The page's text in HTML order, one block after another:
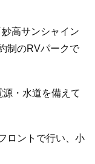
高サンシャイン
制のRVパークで
・水道を備えて
ロントで行い、小